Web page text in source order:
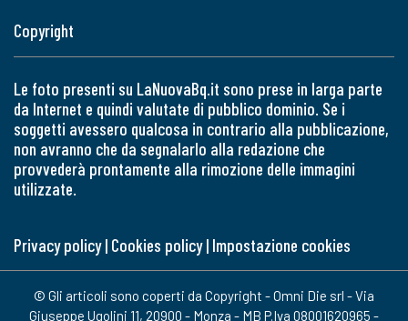
Copyright
Le foto presenti su LaNuovaBq.it sono prese in larga parte
da Internet e quindi valutate di pubblico dominio. Se i
soggetti avessero qualcosa in contrario alla pubblicazione,
non avranno che da segnalarlo alla redazione che
provvederà prontamente alla rimozione delle immagini
utilizzate.
Privacy policy| Cookies policy| Impostazione cookies
© Gli articoli sono coperti da Copyright - Omni Die srl - Via
Giuseppe Ugolini 11, 20900 - Monza - MB P.Iva 08001620965 -